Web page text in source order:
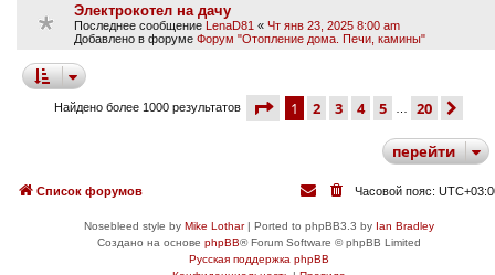
Электрокотел на дачу
Последнее сообщение LenaD81 « Чт янв 23, 2025 8:00 am
Добавлено в форуме Форум "Отопление дома. Печи, камины"
Найдено более 1000 результатов страница 1 из 20
1 2 3 4 5 20
перейти
Список форумов Часовой пояс:
Nosebleed style by Mike Lothar| Ported to phpBB3.3 by Ian Bradley
Создано на основе phpBB® Forum Software © phpBB Limited
Русская поддержка phpBB